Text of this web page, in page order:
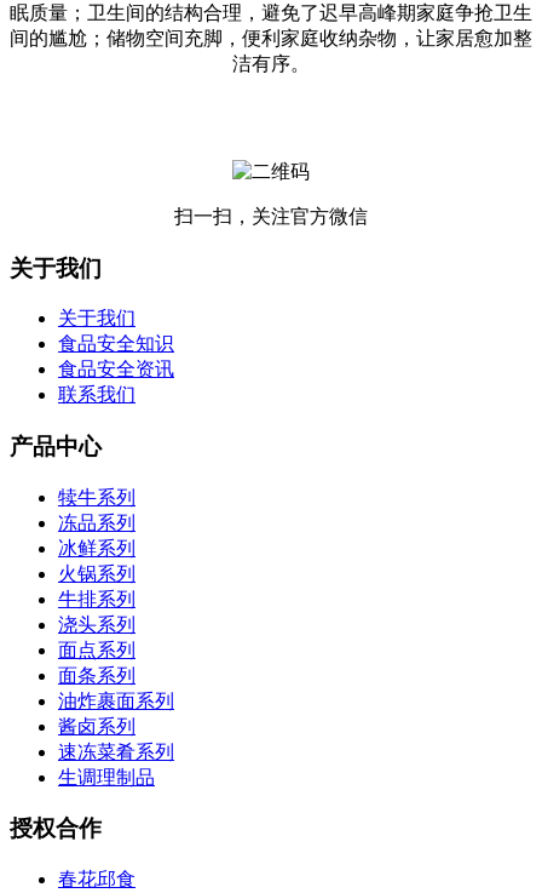
眠质量；卫生间的结构合理，避免了迟早高峰期家庭争抢卫生
间的尴尬；储物空间充脚，便利家庭收纳杂物，让家居愈加整
洁有序。
扫一扫，关注官方微信
关于我们
关于我们
食品安全知识
食品安全资讯
联系我们
产品中心
犊牛系列
冻品系列
冰鲜系列
火锅系列
牛排系列
浇头系列
面点系列
面条系列
油炸裹面系列
酱卤系列
速冻菜肴系列
生调理制品
授权合作
春花邱食